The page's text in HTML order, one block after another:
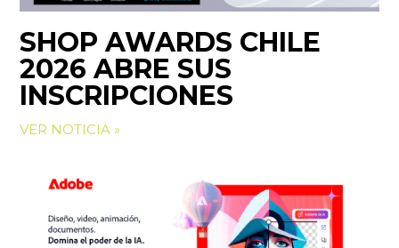
SHOP AWARDS CHILE
2026 ABRE SUS
INSCRIPCIONES
VER NOTICIA »